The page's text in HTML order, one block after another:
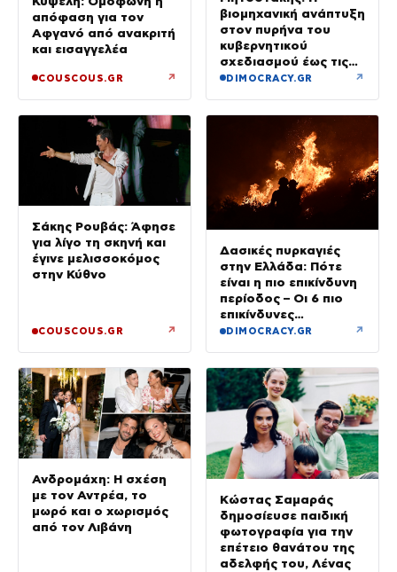
απόφαση για τον
Αφγανό από ανακριτή
και εισαγγελέα
COUSCOUS.GR ↗
βιομηχανική ανάπτυξη
στον πυρήνα του
κυβερνητικού
σχεδιασμού έως τις
εκλογές του 2027
DIMOCRACY.GR ↗
Σάκης Ρουβάς: Άφησε
για λίγο τη σκηνή και
έγινε μελισσοκόμος
στην Κύθνο
COUSCOUS.GR ↗
Δασικές πυρκαγιές
στην Ελλάδα: Πότε
είναι η πιο επικίνδυνη
περίοδος – Οι 6 πιο
επικίνδυνες
εβδομάδες
DIMOCRACY.GR ↗
Ανδρομάχη: Η σχέση
με τον Αντρέα, το
μωρό και ο χωρισμός
από τον Λιβάνη
Κώστας Σαμαράς
δημοσίευσε παιδική
φωτογραφία για την
επέτειο θανάτου της
αδελφής του, Λένας